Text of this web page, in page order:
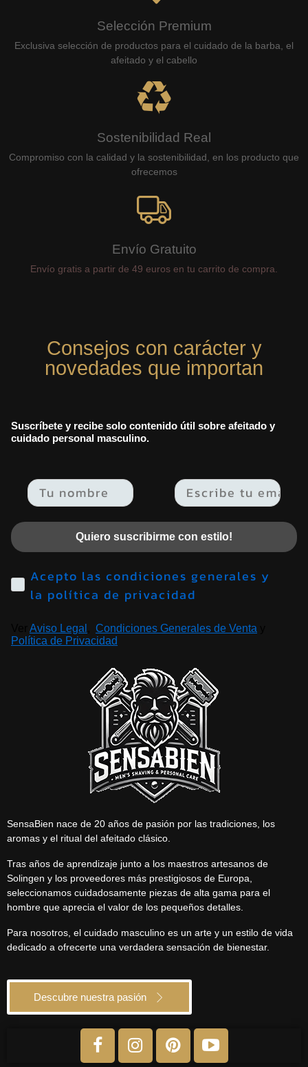
Selección Premium
Exclusiva selección de productos para el cuidado de la barba, el
afeitado y el cabello
Sostenibilidad Real
Compromiso con la calidad y la sostenibilidad, en los producto que
ofrecemos
Envío Gratuito
Envío gratis a partir de 49 euros en tu carrito de compra.
Consejos con carácter y
novedades que importan
Suscríbete y recibe solo contenido útil sobre afeitado y
cuidado personal masculino.
Email
Quiero suscribirme con estilo!
Acepto las condiciones generales y
la política de privacidad
Aviso Legal Condiciones Generales de Venta
Política de Privacidad
SensaBien nace de 20 años de pasión por las tradiciones, los
aromas y el ritual del afeitado clásico.
Tras años de aprendizaje junto a los maestros artesanos de
Solingen y los proveedores más prestigiosos de Europa,
seleccionamos cuidadosamente piezas de alta gama para el
hombre que aprecia el valor de los pequeños detalles.
Para nosotros, el cuidado masculino es un arte y un estilo de vida
dedicado a ofrecerte una verdadera sensación de bienestar.
Descubre nuestra pasión